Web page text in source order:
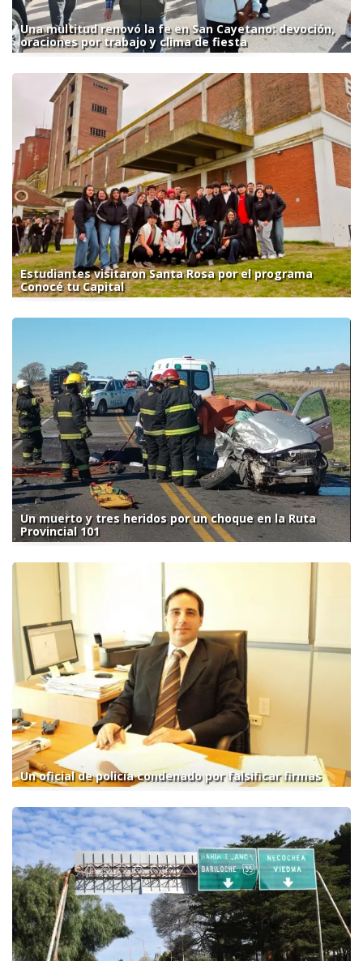
Una multitud renovó la fe en San Cayetano: devoción,
oraciones por trabajo y clima de fiesta
Estudiantes visitaron Santa Rosa por el programa
Conocé tu Capital
Un muerto y tres heridos por un choque en la Ruta
Provincial 101
Un oficial de policía condenado por falsificar firmas